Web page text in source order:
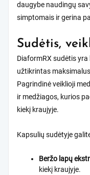
daugybe naudingų
simptomais ir gerina
Sudėtis,
DiaformRX sudėtis
užtikrintas
Pagrindinė veiklioji
ir medžiagos, kurios
kiekį kraujyje.
Kapsulių sudėtyje
Beržo lapų
kiekį kraujyje.